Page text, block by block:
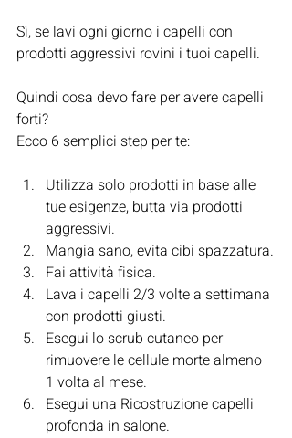
Sì, se lavi ogni giorno i capelli con
prodotti aggressivi rovini i tuoi capelli.
Quindi cosa devo fare per avere capelli
forti?
Ecco 6 semplici step per te:
Utilizza solo prodotti in base alle
tue esigenze, butta via prodotti
aggressivi.
Mangia sano, evita cibi spazzatura.
Fai attività fisica.
Lava i capelli 2/3 volte a settimana
con prodotti giusti.
Esegui lo scrub cutaneo per
rimuovere le cellule morte almeno
1 volta al mese.
Esegui una Ricostruzione capelli
profonda in salone.